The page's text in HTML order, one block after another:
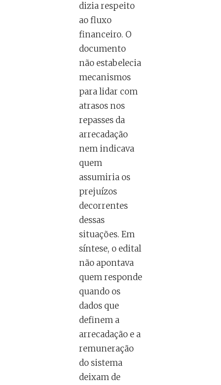
dizia respeito
ao fluxo
financeiro. O
documento
não estabelecia
mecanismos
para lidar com
atrasos nos
repasses da
arrecadação
nem indicava
quem
assumiria os
prejuízos
decorrentes
dessas
situações. Em
síntese, o edital
não apontava
quem responde
quando os
dados que
definem a
arrecadação e a
remuneração
do sistema
deixam de